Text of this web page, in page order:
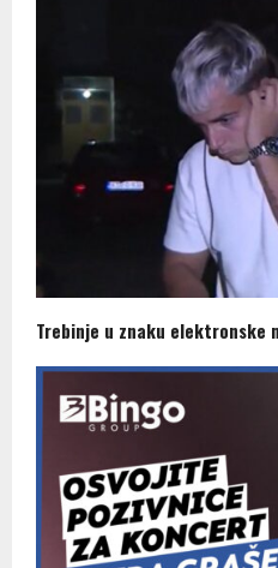
Trebinje u znaku elektronske